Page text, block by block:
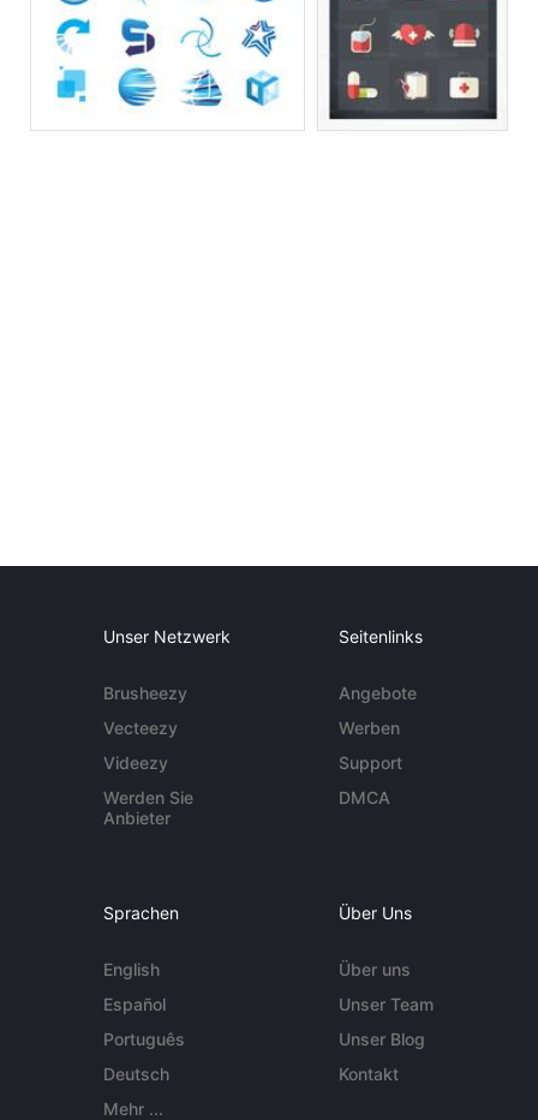
Unser Netzwerk
Brusheezy
Vecteezy
Videezy
Werden Sie
Anbieter
Seitenlinks
Angebote
Werben
Support
DMCA
Sprachen
English
Español
Português
Deutsch
Mehr ...
Über Uns
Über uns
Unser Team
Unser Blog
Kontakt